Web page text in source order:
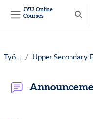
JYU Online
Courses
Työpöytä